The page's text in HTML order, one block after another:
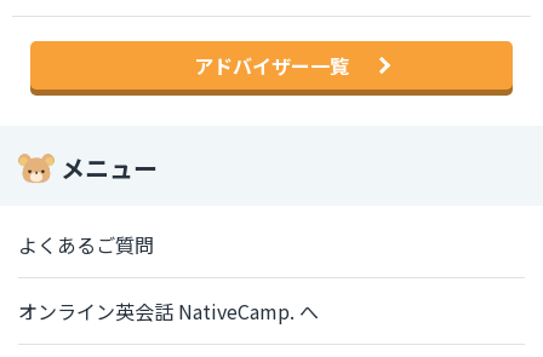
アドバイザー一覧
メニュー
よくあるご質問
オンライン英会話 NativeCamp. へ